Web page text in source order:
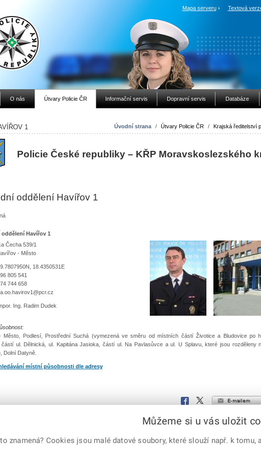
Mapa serveru Textová
O nás Útvary Policie ČR Informační servis Dopravní servis Databáze
Úvodní strana / Útvary Policie ČR / Krajská ředitelství
1
Policie České republiky – KŘP Moravskoslezského
oddělení Havířov 1
Havířov 1
Čecha 539/1
- Město
18.4350531E
805 541
744 658
npor. Ing. Radim Dudek
Město, Podlesí, Prostřední Suchá (vymezená ve směru od místních částí Životice a Bludovice po
částí ul. Dělnická, ul. Kapitána Jasioka, částí ul. Na Pavlasůvce a ul. U Splavu, které jsou rozděleny
Dolní Datyně.
místní působnosti dle adresy
e-
X
Facebook
Můžeme si u vás uložit
znamená? Cookies jsou malé datové soubory, které slouží např. k